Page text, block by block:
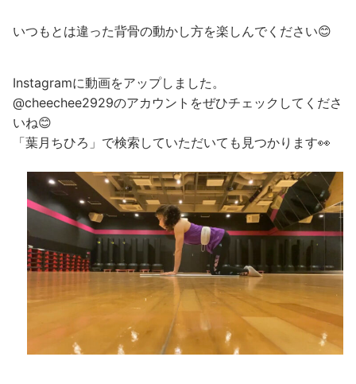
いつもとは違った背骨の動かし方を楽しんでください😊
Instagramに動画をアップしました。
@cheechee2929のアカウントをぜひチェックしてくださ
いね😊
「葉月ちひろ」で検索していただいても見つかります👀